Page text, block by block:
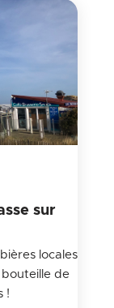
sur
locales
de
!